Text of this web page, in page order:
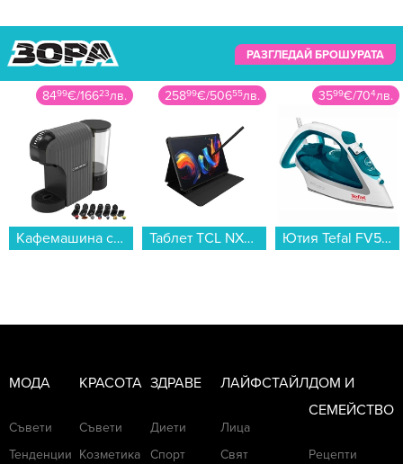
РАЗГЛЕДАЙ БРОШУРАТА
8499€/16623лв.
Кафемашина с капсули Crown CCM-1533 GR 7 в 1...
25899€/50655лв.
Таблет TCL NXTPAPER 11 PLUS 256/8 GREY , 256 GB, 8 GB...
3599€/704лв.
Ютия Tefal FV5718E0...
МОДА
Съвети
Тенденции
КРАСОТА
Съвети
Козметика
ЗДРАВЕ
Диети
Спорт
ЛАЙФСТАЙЛ
Лица
Свят
ДОМ И
СЕМЕЙСТВО
Рецепти